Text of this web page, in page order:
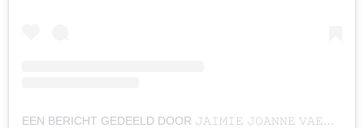
EEN BERICHT GEDEELD DOOR 𝙹𝙰𝙸𝙼𝙸𝙴 𝙹𝙾𝙰𝙽𝙽𝙴 𝚅𝙰𝙴𝚂 (@JAIMIEVAES)